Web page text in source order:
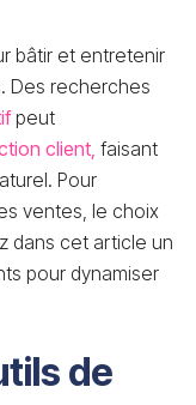
bâtir et entretenir
Des recherches
peut
client, faisant
Pour
ventes, le choix
dans cet article un
pour dynamiser
de